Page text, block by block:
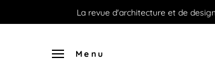
La revue d'architecture et de design
Menu